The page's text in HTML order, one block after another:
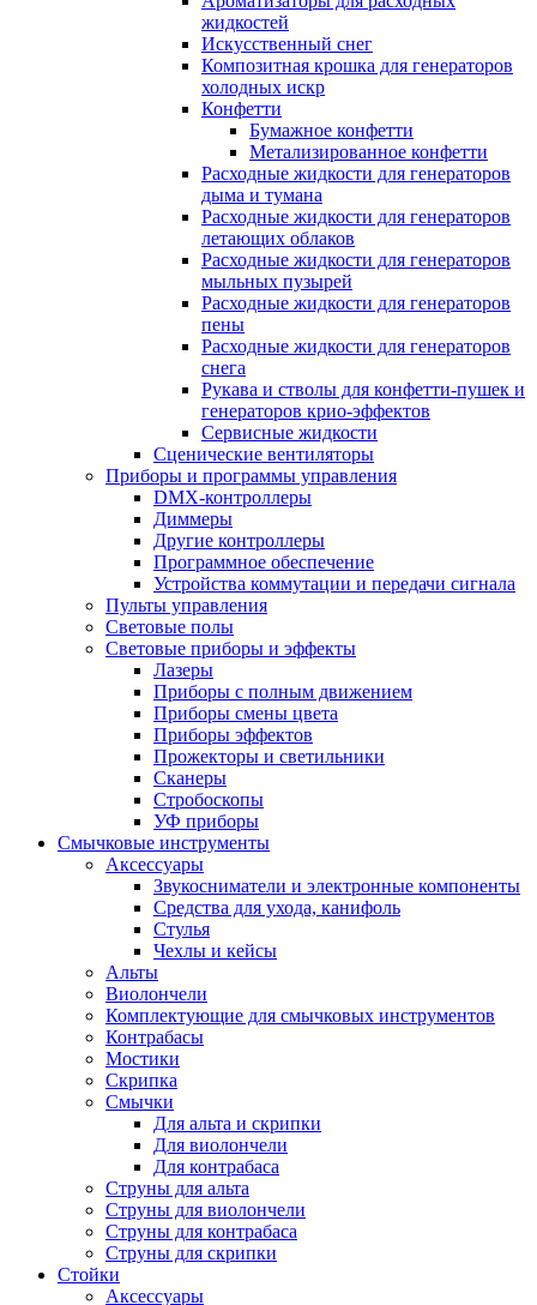
жидкостей
Искусственный снег
Композитная крошка для генераторов
холодных искр
Конфетти
Бумажное конфетти
Метализированное конфетти
Расходные жидкости для генераторов
дыма и тумана
Расходные жидкости для генераторов
летающих облаков
Расходные жидкости для генераторов
мыльных пузырей
Расходные жидкости для генераторов
пены
Расходные жидкости для генераторов
снега
Рукава и стволы для конфетти-пушек и
генераторов крио-эффектов
Сервисные жидкости
Сценические вентиляторы
Приборы и программы управления
DMX-контроллеры
Диммеры
Другие контроллеры
Программное обеспечение
Устройства коммутации и передачи сигнала
Пульты управления
Световые полы
Световые приборы и эффекты
Лазеры
Приборы с полным движением
Приборы смены цвета
Приборы эффектов
Прожекторы и светильники
Сканеры
Стробоскопы
УФ приборы
Смычковые инструменты
Аксессуары
Звукосниматели и электронные компоненты
Средства для ухода, канифоль
Стулья
Чехлы и кейсы
Альты
Виолончели
Комплектующие для смычковых инструментов
Контрабасы
Мостики
Скрипка
Смычки
Для альта и скрипки
Для виолончели
Для контрабаса
Струны для альта
Струны для виолончели
Струны для контрабаса
Струны для скрипки
Стойки
Аксессуары